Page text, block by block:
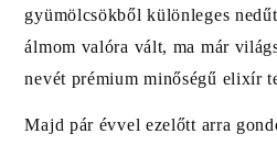
gyümölcsökből különleges
álmom valóra vált, ma már
nevét prémium minőségű elixír
Majd pár évvel ezelőtt arra